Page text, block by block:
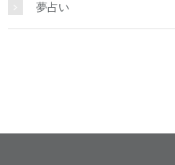
夢占い